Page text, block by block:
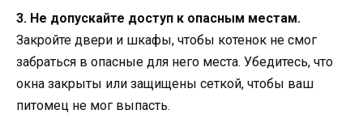
3. Не допускайте доступ к опасным местам.
Закройте двери и шкафы, чтобы котенок не смог
забраться в опасные для него места. Убедитесь, что
окна закрыты или защищены сеткой, чтобы ваш
питомец не мог выпасть.